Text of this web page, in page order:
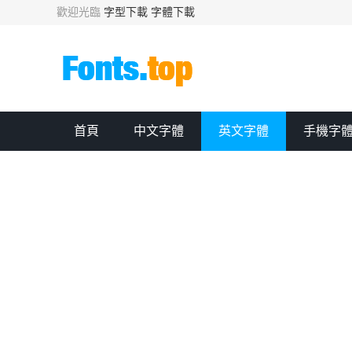
歡迎光臨 字型下載 字體下載
首頁 中文字體 英文字體 手機字